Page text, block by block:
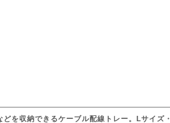
を収納できるケーブル配線トレー。Lサイズ